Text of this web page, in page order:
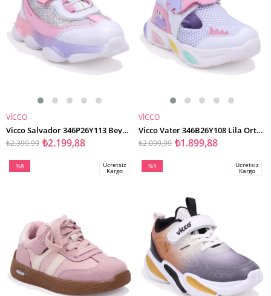
SEPETE EKLE
VİCCO
Vicco Salvador 346P26Y113 Beyaz Ortopedik Günlük Işıklı Kız Çocuk Spor Ayakkabı
₺2.199,88
₺2.399,99
SEPETE EKLE
VİCCO
Vicco Vater 346B26Y108 Lila Ortopedik Günlük Işıklı Kız Çocuk Spor Ayakkabı
₺1.899,88
₺2.099,99
%8
Ücretsiz
Kargo
%9
Ücretsiz
Kargo